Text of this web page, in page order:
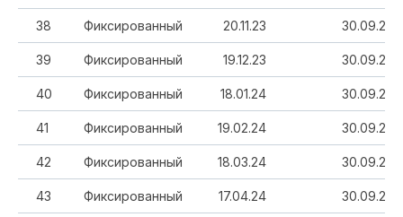
38 Фиксированный 20.11.23 30.09.20
39 Фиксированный 19.12.23 30.09.20
40 Фиксированный 18.01.24 30.09.20
41 Фиксированный 19.02.24 30.09.20
42 Фиксированный 18.03.24 30.09.20
43 Фиксированный 17.04.24 30.09.20